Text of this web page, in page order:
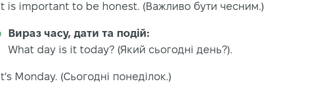
It is important to be honest. (Важливо бути чесним.)
Вираз часу, дати та подій:
What day is it today? (Який сьогодні день?).
It's Monday. (Сьогодні понеділок.)